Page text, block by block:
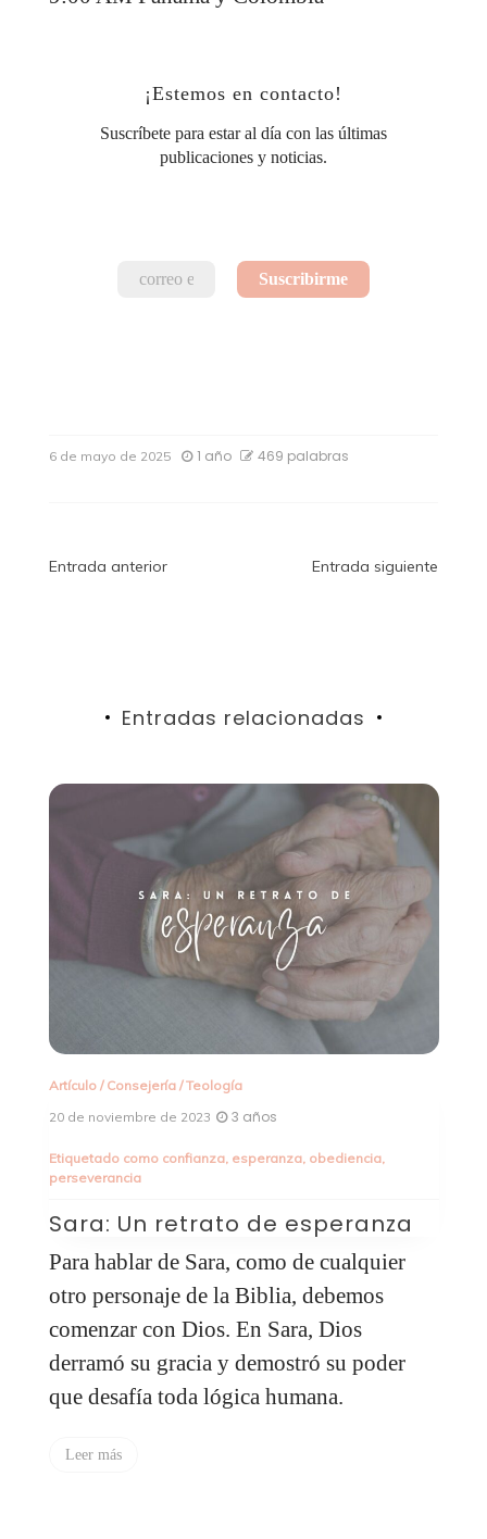
¡Estemos en contacto!
Suscríbete para estar al día con las últimas
publicaciones y noticias.
6 de mayo de 2025 1 año 469 palabras
Navegación
Entrada anterior Entrada siguiente
Entradas relacionadas
Artículo/ Consejería/Teología
20 de noviembre de 2023
3 años
Etiquetado como confianza, esperanza, obediencia,
perseverancia
Sara: Un retrato de esperanza
Para hablar de Sara, como de cualquier
otro personaje de la Biblia, debemos
comenzar con Dios. En Sara, Dios
derramó su gracia y demostró su poder
que desafía toda lógica humana.
Leer más